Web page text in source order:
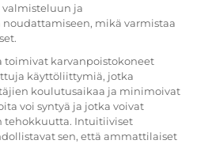
ja
mikä varmistaa
toimivat karvanpoisto­koneet
käyttöliittymiä, jotka
koulutus­aikaa ja minimoivat
voi syntyä ja jotka voivat
tehokkuutta. Intuitiiviset
sen, että ammattilaiset